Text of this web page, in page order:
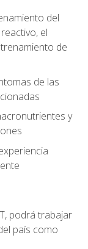
del
el
de
de las
y
podrá trabajar
país como